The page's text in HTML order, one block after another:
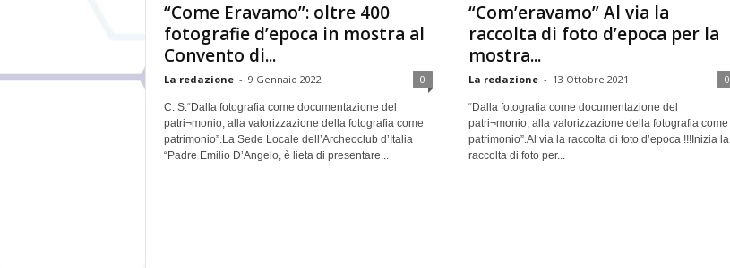
“Come Eravamo”: oltre 400
fotografie d’epoca in mostra al
Convento di...
La redazione - 9 Gennaio 2022 0
C. S.“Dalla fotografia come documentazione del
patri¬monio, alla valorizzazione della fotografia come
patrimonio”.La Sede Locale dell’Archeoclub d’Italia
“Padre Emilio D’Angelo, è lieta di presentare...
“Com’eravamo” Al via la
raccolta di foto d’epoca per la
mostra...
La redazione - 13 Ottobre 2021 0
“Dalla fotografia come documentazione del
patri¬monio, alla valorizzazione della fotografia come
patrimonio”.Al via la raccolta di foto d’epoca !!!Inizia la
raccolta di foto per...